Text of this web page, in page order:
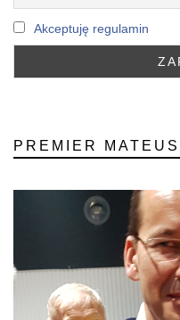
Akceptuję regulamin
PREMIER